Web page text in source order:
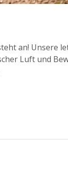
an! Unsere
Luft und